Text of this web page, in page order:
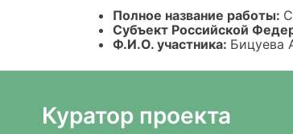
Полное название работы:
Субъект Российской
Ф.И.О. участника: Бицуева
Куратор проекта